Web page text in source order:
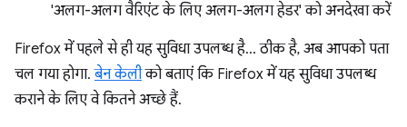
'अलग-अलग वैरिएंट के लिए अलग-अलग हेडर' को अनदेखा करें
Firefox में पहले से ही यह सुविधा उपलब्ध है… ठीक है, अब आपको पता
चल गया होगा.बेन केलीको बताएं कि Firefox में यह सुविधा उपलब्ध
कराने के लिए वे कितने अच्छे हैं.